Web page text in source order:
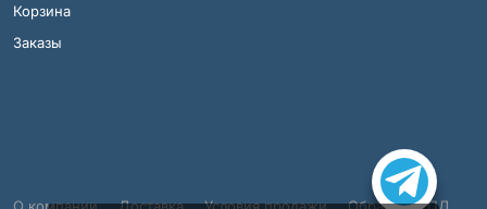
Корзина
Заказы